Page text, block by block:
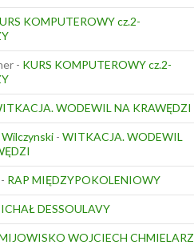
KOMPUTEROWY cz.2-
- KURS KOMPUTEROWY cz.2-
WODEWIL NA KRAWĘDZI
- WITKACJA. WODEWIL
- RAP MIĘDZYPOKOLENIOWY
DESSOULAVY
WOJCIECH CHMIELARZ